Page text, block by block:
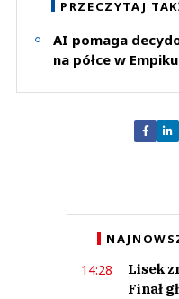
PRZECZYTAJ
AI pomaga
na półce w Empiku
14:28
Lisek
Finał